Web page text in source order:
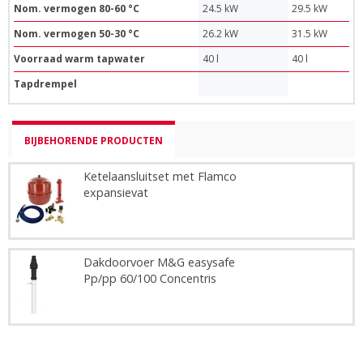
Nom. vermogen 80-60 °C 24.5 kW
29.5 kW
Nom. vermogen 50-30 °C
26.2 kW
31.5 kW
Voorraad warm tapwater
40 l
40 l
Tapdrempel
BIJBEHORENDE PRODUCTEN
Ketelaansluitset met Flamco
expansievat
Dakdoorvoer M&G easysafe
Pp/pp 60/100 Concentris